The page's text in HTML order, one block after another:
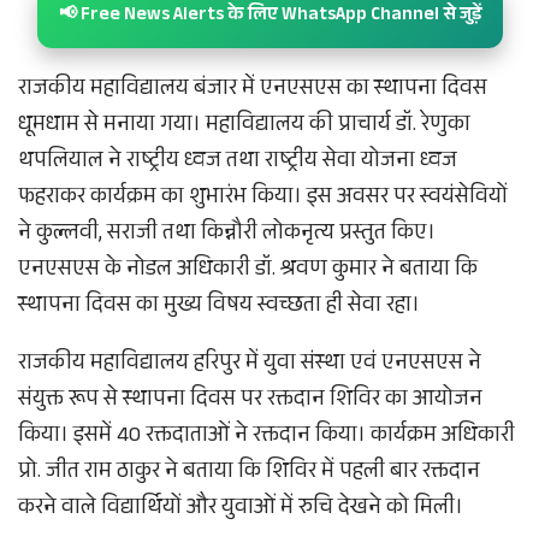
📢 Free News Alerts के लिए WhatsApp Channel से जुड़ें
राजकीय महाविद्यालय बंजार में एनएसएस का स्थापना दिवस
धूमधाम से मनाया गया। महाविद्यालय की प्राचार्य डॉ. रेणुका
थपलियाल ने राष्ट्रीय ध्वज तथा राष्ट्रीय सेवा योजना ध्वज
फहराकर कार्यक्रम का शुभारंभ किया। इस अवसर पर स्वयंसेवियों
ने कुल्लवी, सराजी तथा किन्नौरी लोकनृत्य प्रस्तुत किए।
एनएसएस के नोडल अधिकारी डॉ. श्रवण कुमार ने बताया कि
स्थापना दिवस का मुख्य विषय स्वच्छता ही सेवा रहा।
राजकीय महाविद्यालय हरिपुर में युवा संस्था एवं एनएसएस ने
संयुक्त रूप से स्थापना दिवस पर रक्तदान शिविर का आयोजन
किया। इसमें 40 रक्तदाताओं ने रक्तदान किया। कार्यक्रम अधिकारी
प्रो. जीत राम ठाकुर ने बताया कि शिविर में पहली बार रक्तदान
करने वाले विद्यार्थियों और युवाओं में रुचि देखने को मिली।